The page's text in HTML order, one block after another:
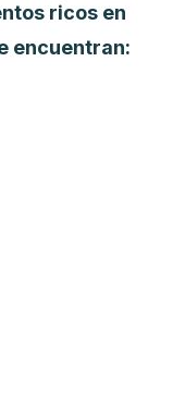
ricos en
encuentran: